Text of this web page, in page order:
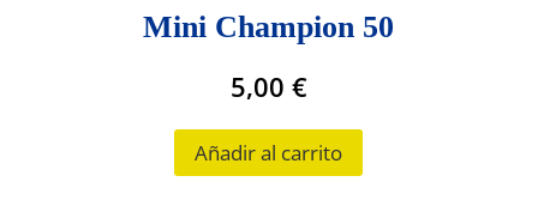
Mini Champion 50
5,00 €
Añadir al carrito